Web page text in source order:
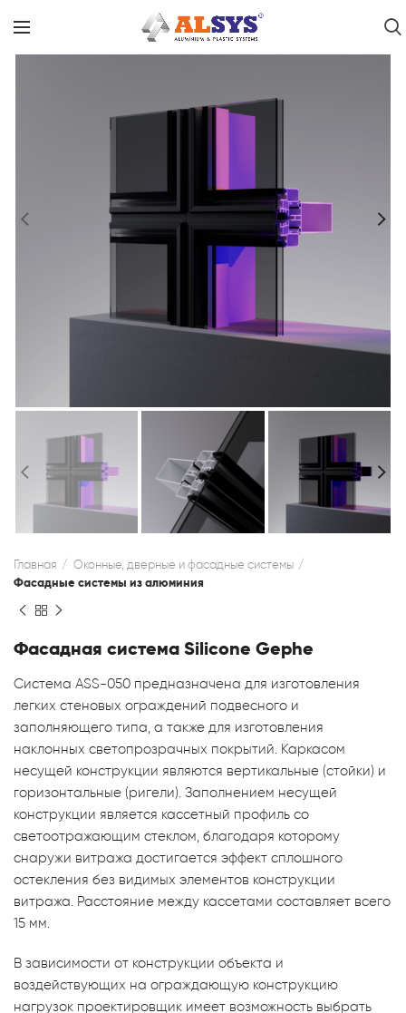
Главная Оконные, дверные и фасадные системы
Фасадные системы из алюминия
Фасадная система Silicone Gephe
Система ASS-050 предназначена для изготовления
легких стеновых ограждений подвесного и
заполняющего типа, а также для изготовления
наклонных светопрозрачных покрытий. Каркасом
несущей конструкции являются вертикальные (стойки) и
горизонтальные (ригели). Заполнением несущей
конструкции является кассетный профиль со
светоотражающим стеклом, благодаря которому
снаружи витража достигается эффект сплошного
остекления без видимых элементов конструкции
витража. Расстояние между кассетами составляет всего
15 мм.
В зависимости от конструкции объекта и
воздействующих на ограждающую конструкцию
нагрузок проектировщик имеет возможность выбрать